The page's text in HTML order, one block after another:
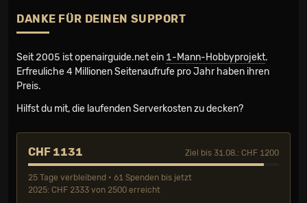
DANKE FÜR DEINEN SUPPORT
Seit 2005 ist openairguide.net ein 1-Mann-Hobbyprojekt.
Erfreuliche 4 Millionen Seiten­aufrufe pro Jahr haben ihren
Preis.
Hilfst du mit, die laufenden Serverkosten zu decken?
CHF 1131 Ziel bis 31.08.: CHF 1200
25 Tage verbleibend • 61 Spenden bis jetzt
2025: CHF 2333 von 2500 erreicht